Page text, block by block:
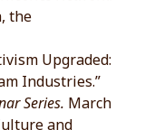
the
Upgraded:
Industries.”
Series. March
and